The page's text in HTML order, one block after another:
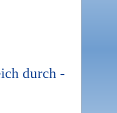
durch -